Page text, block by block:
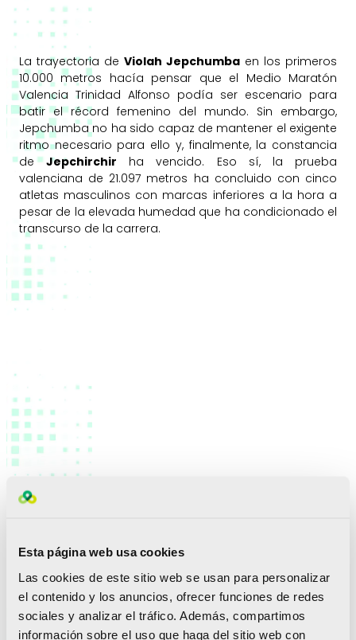
Esta página web usa cookies
Las cookies de este sitio web se usan para personalizar
el contenido y los anuncios, ofrecer funciones de redes
sociales y analizar el tráfico. Además, compartimos
información sobre el uso que haga del sitio web con
La trayectoria de Violah Jepchumba en los primeros
10.000 metros hacía pensar que el Medio Maratón
Valencia Trinidad Alfonso podía ser escenario para
batir el récord femenino del mundo. Sin embargo,
Jepchumba no ha sido capaz de mantener el exigente
ritmo necesario para ello y, finalmente, la constancia
deJepchirchir ha vencido. Eso sí, la prueba
valenciana de 21.097 metros ha concluido con cinco
atletas masculinos con marcas inferiores a la hora a
pesar de la elevada humedad que ha condicionado el
transcurso de la carrera.
De este modo, el Medio Maratón Valencia Trinidad
Alfonso vuelve a consolidarse como cita obligada en
el calendario internacional de las carreras de su
distancia, una posición reforzada por laEtiqueta de
Oroque la IAAF le concedió el pasado mes de enero
por su calidad deportiva y organizativa. Así, ha sido la